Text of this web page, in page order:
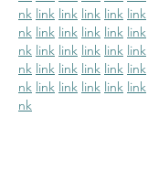
nk link link link link link
nk link link link link link
nk link link link link link
nk link link link link link
nk link link link link link
nk